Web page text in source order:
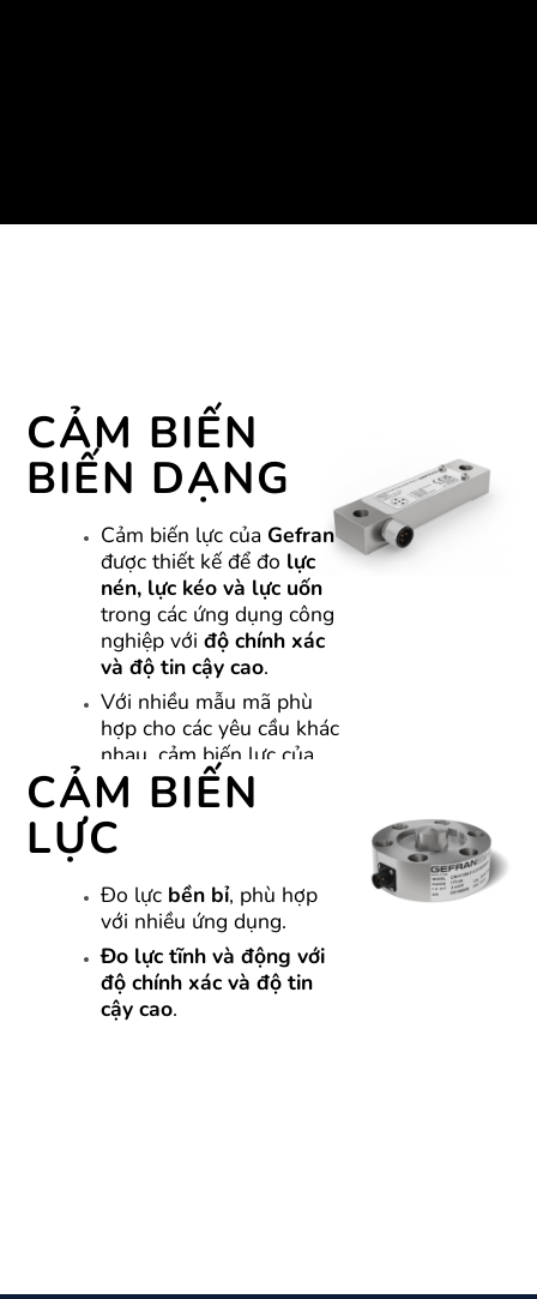
CẢM BIẾN
BIẾN DẠNG
Cảm biến lực của Gefran
được thiết kế để đo lực
nén, lực kéo và lực uốn
trong các ứng dụng công
nghiệp với độ chính xác
và độ tin cậy cao.
Với nhiều mẫu mã phù
hợp cho các yêu cầu khác
nhau, cảm biến lực của
Gefran đảm bảo
mạnh mẽtrong môi
trường khắc nghiệt, giúp
nâng cao
hành.
XEM SẢN PHẨM
CẢM BIẾN
LỰC
Đo lực bền bỉ, phù hợp
với nhiều ứng dụng.
Đo lực tĩnh và động với
độ chính xác và độ tin
cậy cao.